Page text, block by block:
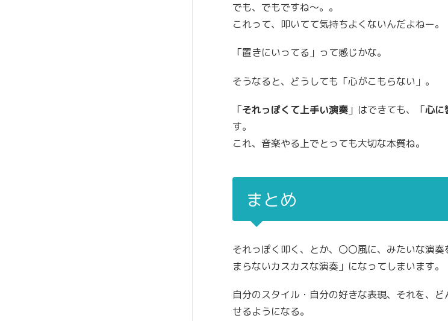
でも、でもですね〜。。
これって、叩いてて気持ちよくないんだよねー。
「置きにいってる」って感じかな。
そうなると、どうしても「心がこもらない」。
「それっぽくて上手い演奏 」はできても、「心に
す。
これ、音楽やる上でとっても大切な本質ね。
まとめ
それっぽく叩く、とか、〇〇風に、みたいな演
まらないカスカスな演奏」になってしまいます。
自分のスタイル・自分の好きな表現、それを、
せるようになる。